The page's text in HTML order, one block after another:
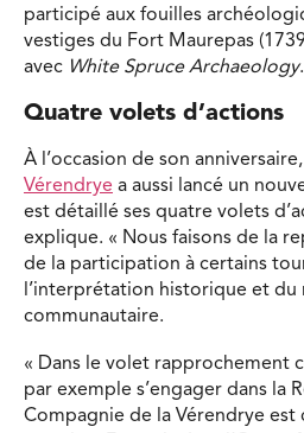
participé aux fouilles
vestiges du Fort Maurepas
avec White Spruce Archaeology.
Quatre volets d’actions
À l’occasion de son
Vérendrye a aussi lancé un
est détaillé ses quatre volets
explique. « Nous faisons de la
de la participation à certains
l’interprétation historique et du
communautaire.
« Dans le volet rapprochement
par exemple s’engager dans la
Compagnie de la Vérendrye est